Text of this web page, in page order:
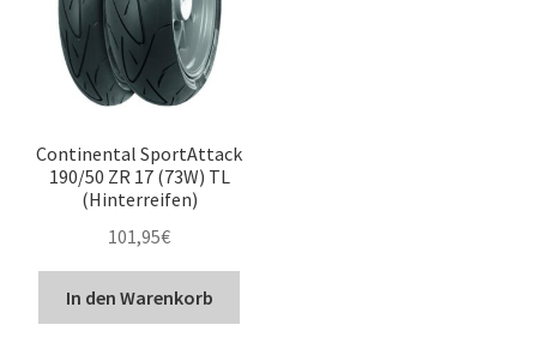
Continental SportAttack
190/50 ZR 17 (73W) TL
(Hinterreifen)
101,95€
In den Warenkorb